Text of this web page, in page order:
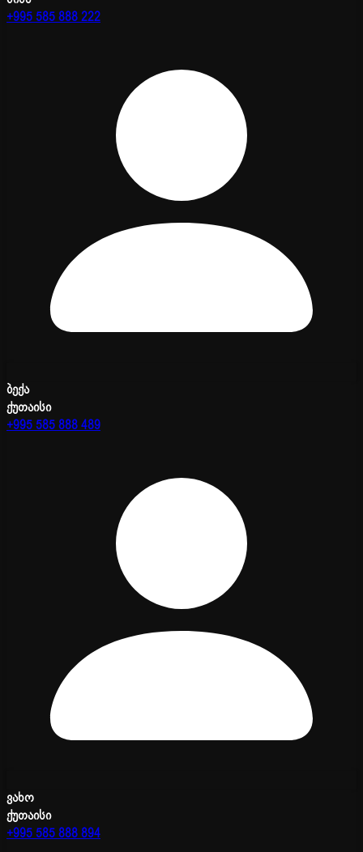
+995 585 888 222
ბექა
ქუთაისი
+995 585 888 489
ვახო
ქუთაისი
+995 585 888 894